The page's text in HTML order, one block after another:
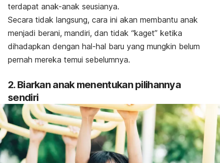
terdapat anak-anak seusianya.
Secara tidak langsung, cara ini akan membantu anak
menjadi berani, mandiri, dan tidak “kaget” ketika
dihadapkan dengan hal-hal baru yang mungkin belum
pernah mereka temui sebelumnya.
2. Biarkan anak menentukan pilihannya
sendiri